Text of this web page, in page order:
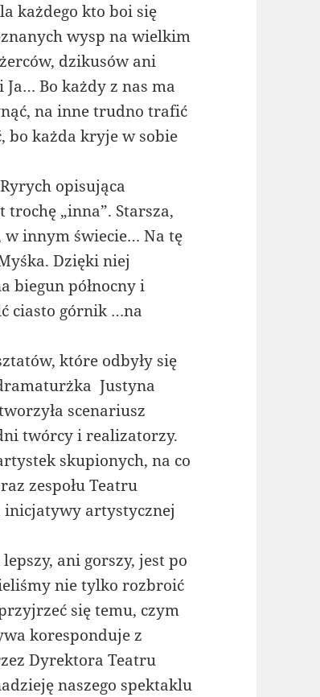
każdego kto boi się
wysp na wielkim
dzikusów ani
Bo każdy z nas ma
na inne trudno trafić
bo każda kryje w sobie
opisująca
„inna”. Starsza,
innym świecie… Na tę
Dzięki niej
biegun północny i
ciasto górnik …na
które odbyły się
Justyna
scenariusz
twórcy i realizatorzy.
skupionych, na co
zespołu Teatru
inicjatywy artystycznej
ani gorszy, jest po
nie tylko rozbroić
się temu, czym
koresponduje z
Dyrektora Teatru
naszego spektaklu